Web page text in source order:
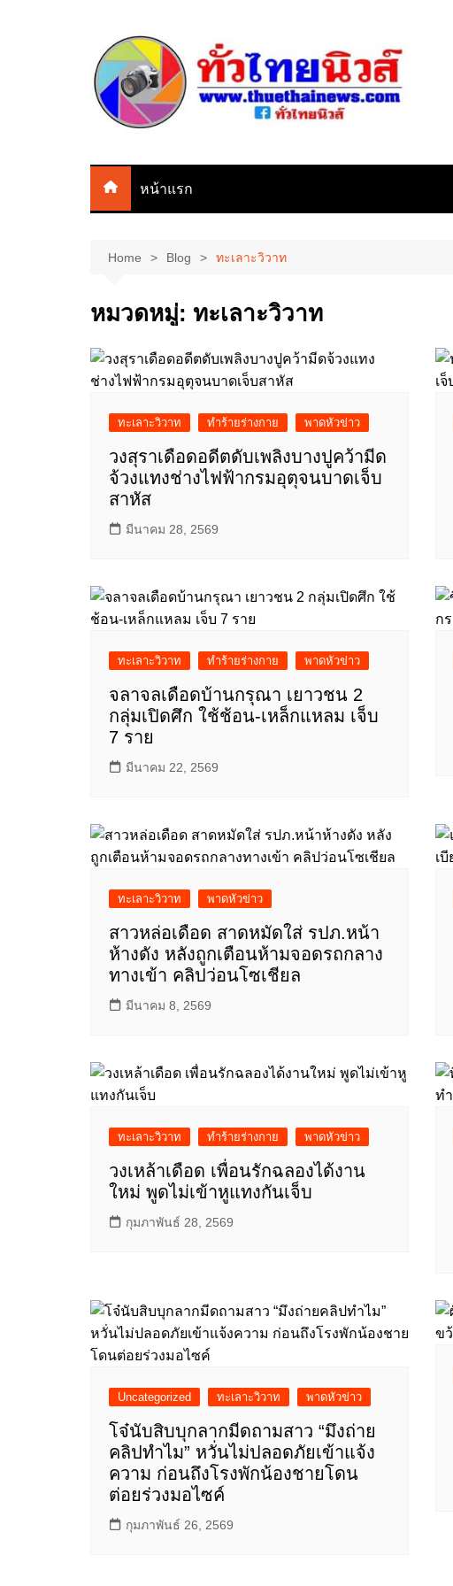
หน้าแรก
Home Blog ทะเลาะวิวาท
หมวดหมู่: ทะเลาะวิวาท
ทะเลาะวิวาท ทำร้ายร่างกาย พาดหัวข่าว
วงสุราเดือดอดีตดับเพลิงบางปูคว้ามีด
จ้วงแทงช่างไฟฟ้ากรมอุตุจนบาดเจ็บ
สาหัส
มีนาคม 28, 2569
ทะเลาะวิวาท ทำร้ายร่างกาย พาดหัวข่าว
จลาจลเดือดบ้านกรุณา เยาวชน 2
กลุ่มเปิดศึก ใช้ช้อน-เหล็กแหลม เจ็บ
7 ราย
มีนาคม 22, 2569
ทะเลาะวิวาท พาดหัวข่าว
สาวหล่อเดือด สาดหมัดใส่ รปภ.หน้า
ห้างดัง หลังถูกเตือนห้ามจอดรถกลาง
ทางเข้า คลิปว่อนโซเชียล
มีนาคม 8, 2569
ทะเลาะวิวาท ทำร้ายร่างกาย พาดหัวข่าว
วงเหล้าเดือด เพื่อนรักฉลองได้งาน
ใหม่ พูดไม่เข้าหูแทงกันเจ็บ
กุมภาพันธ์ 28, 2569
Uncategorized ทะเลาะวิวาท พาดหัวข่าว
โจ๋นับสิบบุกลากมีดถามสาว “มึงถ่าย
คลิปทำไม” หวั่นไม่ปลอดภัยเข้าแจ้ง
ความ ก่อนถึงโรงพักน้องชายโดน
ต่อยร่วงมอไซค์
กุมภาพันธ์ 26, 2569